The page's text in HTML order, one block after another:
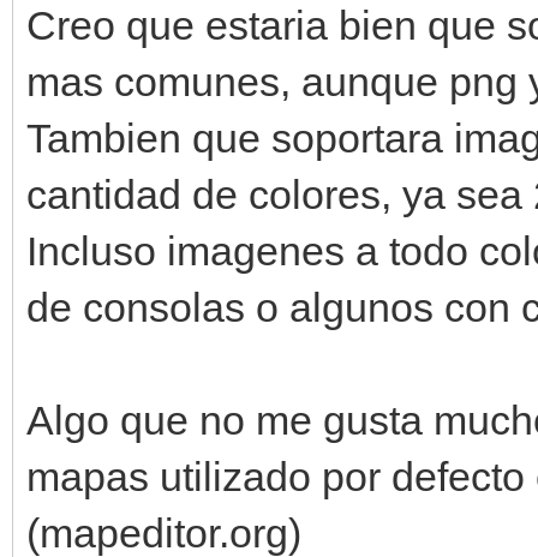
Creo que estaria bien que
mas comunes, aunque
Tambien que soportara
cantidad de colores, ya sea
Incluso imagenes a todo
de consolas o algunos con
Algo que no me gusta
mapas utilizado por
(mapeditor.org)